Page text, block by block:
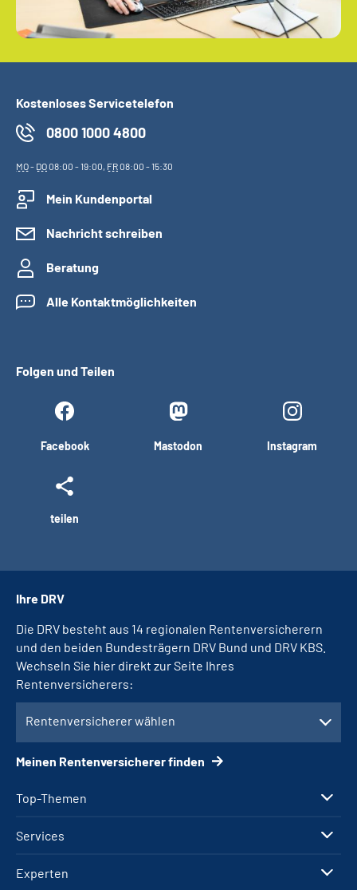
Kostenloses Servicetelefon
0800 1000 4800
MO- DO08:00 - 19:00, FR08:00 - 15:30
Mein Kundenportal
Nachricht schreiben
Beratung
Alle Kontaktmöglichkeiten
Folgen und Teilen
Facebook Mastodon Instagram
teilen
Top-Themen
Services
Experten
Ihre DRV
Die DRV besteht aus 14 regionalen Rentenversicherern
und den beiden Bundesträgern DRV Bund und DRV KBS.
Wechseln Sie hier direkt zur Seite Ihres
Rentenversicherers:
Rentenversicherer wählen
Meinen Rentenversicherer finden